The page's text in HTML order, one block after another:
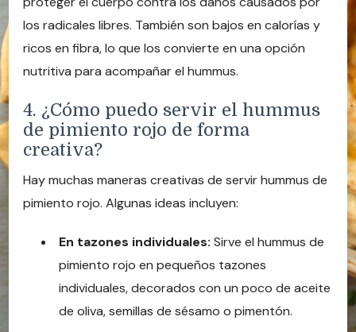
los radicales libres. También son bajos en calorías y
ricos en fibra, lo que los convierte en una opción
nutritiva para acompañar el hummus.
4. ¿Cómo puedo servir el hummus
de pimiento rojo de forma
creativa?
Hay muchas maneras creativas de servir hummus de
pimiento rojo. Algunas ideas incluyen:
En tazones individuales: Sirve el hummus de
pimiento rojo en pequeños tazones
individuales, decorados con un poco de aceite
de oliva, semillas de sésamo o pimentón.